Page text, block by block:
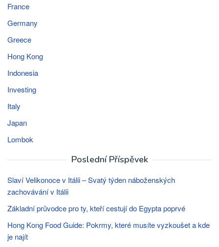
France
Germany
Greece
Hong Kong
Indonesia
Investing
Italy
Japan
Lombok
Poslední Příspěvek
Slaví Velikonoce v Itálii – Svatý týden náboženských
zachovávání v Itálii
Základní průvodce pro ty, kteří cestují do Egypta poprvé
Hong Kong Food Guide: Pokrmy, které musíte vyzkoušet a kde
je najít